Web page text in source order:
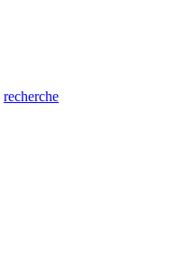
recherche